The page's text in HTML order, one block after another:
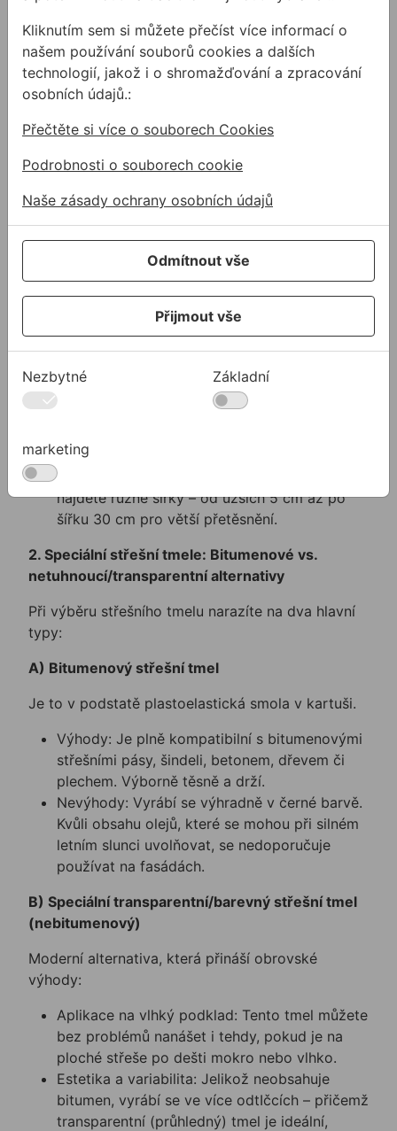
střešní izolaci proto musíte sáhnout po
specializovaných produktech.
1. Bitumenová hliníková páska – jistota pro detaily
a spoje
Ideálním pomocníkem pro rychlé a extrémně
nachází odolná hliníková fólie (dostupná v
různých barevných provedeních, například
antracitová, měděná či červená, aby ladila se
střešní krytinou). Z druhé strany je nanesená
vrstva studeného bitumenu (asfaltu/smoly).
Aplikace: Jelikož jde o studený bitumen, není
potřeba hořák ani horkovzdušná pistole, což
eliminuje riziko poškození střechy. Páska
funguje v podstatě jako samolepicí žvýkačka
s extrémní přilnavostí.
Využití: Perfektně se hodí na oplechování
plochých střechách, napojení markýz, těsnění
atik a napojení na fasádu či omítku. V nabídce
najdete různé šířky – od užších 5 cm až po
šířku 30 cm pro větší přetěsnění.
2. Speciální střešní tmele: Bitumenové vs.
netuhnoucí/transparentní alternativy
Při výběru střešního tmelu narazíte na dva hlavní
typy:
A) Bitumenový střešní tmel
Je to v podstatě plastoelastická smola v kartuši.
Výhody: Je plně kompatibilní s bitumenovými
střešními pásy, šindeli, betonem, dřevem či
plechem. Výborně těsně a drží.
Nevýhody: Vyrábí se výhradně v černé barvě.
Kvůli obsahu olejů, které se mohou při silném
letním slunci uvolňovat, se nedoporučuje
používat na fasádách.
B) Speciální transparentní/barevný střešní tmel
(nebitumenový)
Moderní alternativa, která přináší obrovské
výhody:
Aplikace na vlhký podklad: Tento tmel můžete
bez problémů nanášet i tehdy, pokud je na
ploché střeše po dešti mokro nebo vlhko.
Estetika a variabilita: Jelikož neobsahuje
bitumen, vyrábí se ve více odtIčcích – přičemž
transparentní (průhledný) tmel je ideální,
Kliknutím sem si můžete přečíst více informací o
našem používání souborů cookies a dalších
technologií, jakož i o shromažďování a zpracování
osobních údajů.:
Přečtěte si více o souborech Cookies
Podrobnosti o souborech cookie
Naše zásady ochrany osobních údajů
Odmítnout vše
Přijmout vše
Nezbytné Základní
marketing